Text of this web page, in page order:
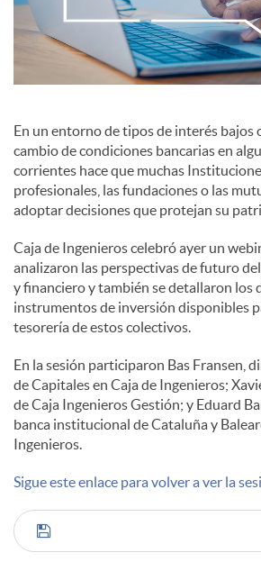
e
c
o
n
t
e
n
i
d
o
En un entorno de tipos de interés bajos
cambio de condiciones bancarias en
corrientes hace que muchas
profesionales, las fundaciones o las
adoptar decisiones que protejan su
Caja de Ingenieros celebró ayer un
analizaron las perspectivas de futuro
y financiero y también se detallaron los
instrumentos de inversión disponibles
tesorería de estos colectivos.
En la sesión participaron Bas Fransen,
de Capitales en Caja de Ingenieros;
de Caja Ingenieros Gestión; y Eduard
banca institucional de Cataluña y
Ingenieros.
Sigue este enlace para volver a ver la
C